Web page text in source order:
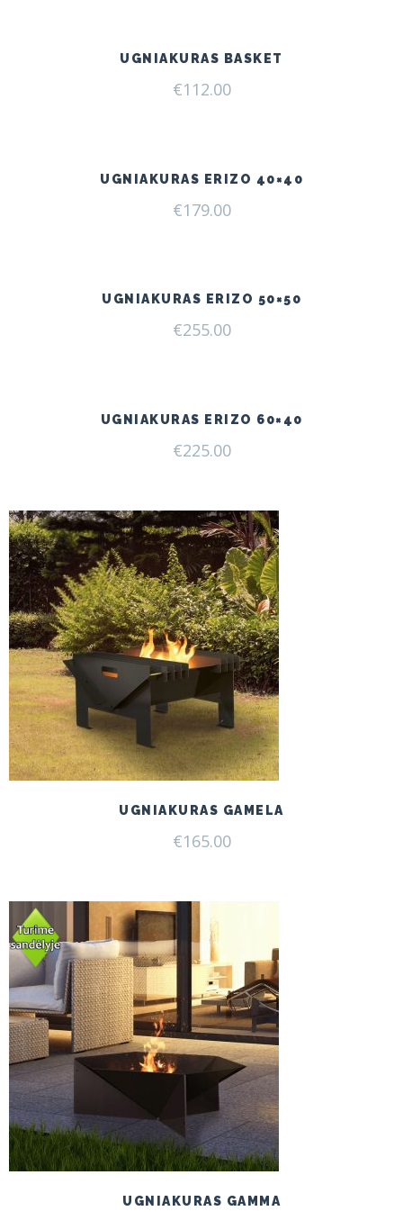
UGNIAKURAS BASKET
€112.00
UGNIAKURAS ERIZO 40×40
€179.00
UGNIAKURAS ERIZO 50×50
€255.00
UGNIAKURAS ERIZO 60×40
€225.00
UGNIAKURAS GAMELA
€165.00
UGNIAKURAS GAMMA